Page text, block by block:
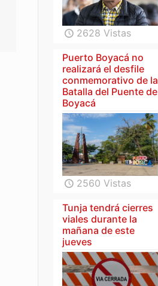
2628 Vistas
Puerto Boyacá no
realizará el desfile
conmemorativo de la
Batalla del Puente de
Boyacá
2560 Vistas
Tunja tendrá cierres
viales durante la
mañana de este
jueves